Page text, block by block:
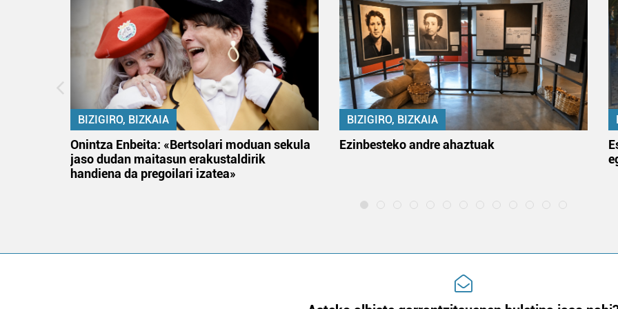
BIZIGIRO, BIZKAIA
Onintza Enbeita: «Bertsolari moduan sekula
jaso dudan maitasun erakustaldirik
handiena da pregoilari izatea»
BIZIGIRO, BIZKAIA
Ezinbesteko andre ahaztuak